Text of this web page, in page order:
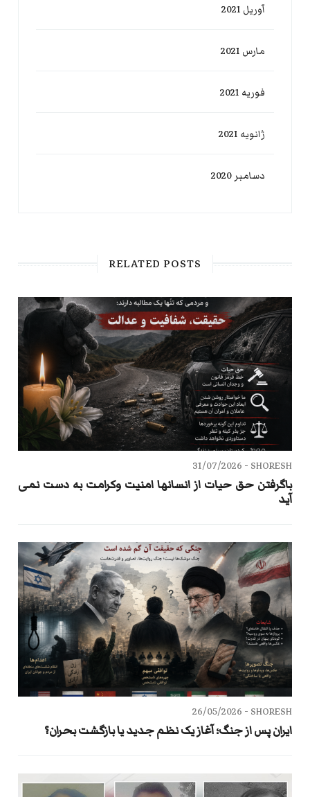
آوریل 2021
مارس 2021
فوریه 2021
ژانویه 2021
دسامبر 2020
RELATED POSTS
SHORESH -
31/07/2026
باگرفتن حق حیات از انسانها امنیت وکرامت به دست نمی
آید
SHORESH -
26/05/2026
ایران پس از جنگ؛ آغاز یک نظم جدید یا بازگشت بحران؟